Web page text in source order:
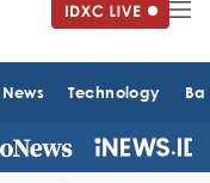
Technology